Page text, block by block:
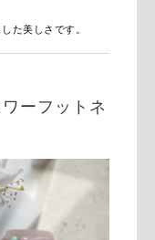
た美しさです。
ーフットネ